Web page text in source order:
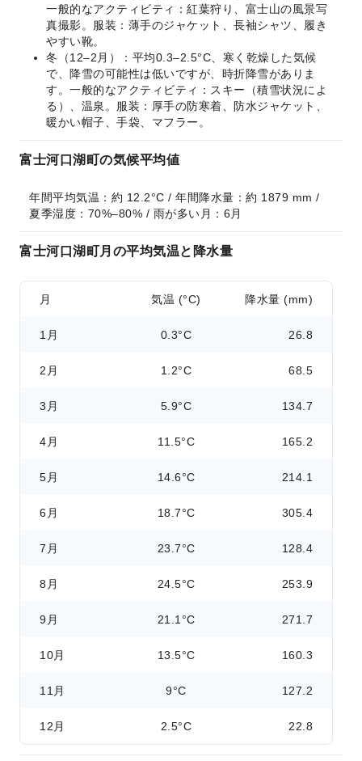
一般的なアクティビティ：紅葉狩り、富士山の風景写
真撮影。服装：薄手のジャケット、長袖シャツ、履き
やすい靴。
冬（12–2月）：平均0.3–2.5°C、寒く乾燥した気候
で、降雪の可能性は低いですが、時折降雪がありま
す。一般的なアクティビティ：スキー（積雪状況によ
る）、温泉。服装：厚手の防寒着、防水ジャケット、
暖かい帽子、手袋、マフラー。
富士河口湖町の気候平均値
年間平均気温：約 12.2°C / 年間降水量：約 1879 mm /
夏季湿度：70%–80% / 雨が多い月：6月
富士河口湖町月の平均気温と降水量
月 気温 (°C) 降水量 (mm)
1月 0.3°C 26.8
2月 1.2°C 68.5
3月 5.9°C 134.7
4月 11.5°C 165.2
5月 14.6°C 214.1
6月 18.7°C 305.4
7月 23.7°C 128.4
8月 24.5°C 253.9
9月 21.1°C 271.7
10月 13.5°C 160.3
11月 9°C 127.2
12月 2.5°C 22.8